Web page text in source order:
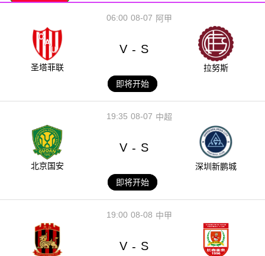
08-07
06:00 阿甲
圣塔菲联
V - S
拉努斯
即将开始
08-07
19:35 中超
北京国安
V - S
深圳新鹏城
即将开始
08-08
19:00 中甲
V - S